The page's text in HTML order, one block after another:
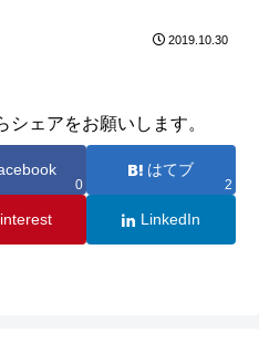
2019.10.30
シェアをお願いします。
0
はてブ
2
LinkedIn